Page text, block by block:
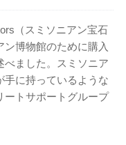
（スミソニアン宝石
博物館のために購入
べました。スミソニア
手に持っているような
ートサポートグループ